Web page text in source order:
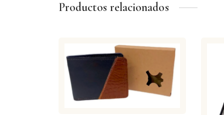
Productos relacionados